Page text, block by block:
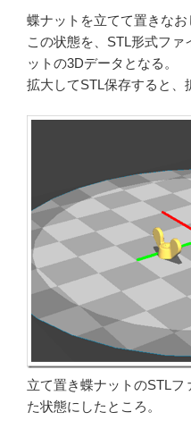
蝶ナットを立てて置きなお
この状態を、STL形式フ
ットの3Dデータとなる。
拡大してSTL保存すると、
立て置き蝶ナットのSTLフ
た状態にしたところ。